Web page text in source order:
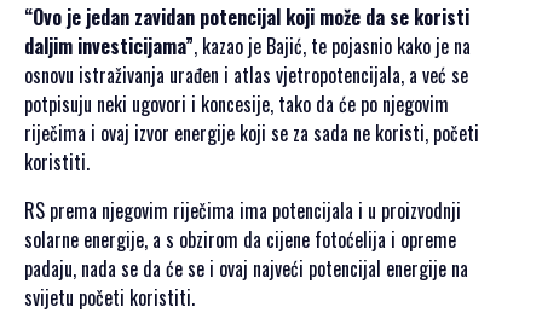
2023
POKROVITELJI I
SPONZORI SET
2022
POKROVITELJI I
SPONZORI SET
2021
POKROVITELJI I
SPONZORI SET
2020
“Ovo je jedan zavidan potencijal koji može da se koristi
daljim investicijama”, kazao je Bajić, te pojasnio kako je na
osnovu istraživanja urađen i atlas vjetropotencijala, a već se
potpisuju neki ugovori i koncesije, tako da će po njegovim
riječima i ovaj izvor energije koji se za sada ne koristi, početi
koristiti.
RS prema njegovim riječima ima potencijala i u proizvodnji
solarne energije, a s obzirom da cijene fotoćelija i opreme
padaju, nada se da će se i ovaj najveći potencijal energije na
svijetu početi koristiti.